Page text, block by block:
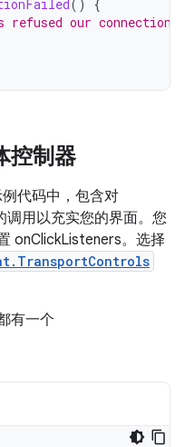
()
{
refused our connection
控制器
代码中，包含对
调用以充实您的界面。您
onClickListeners。选择
有一个